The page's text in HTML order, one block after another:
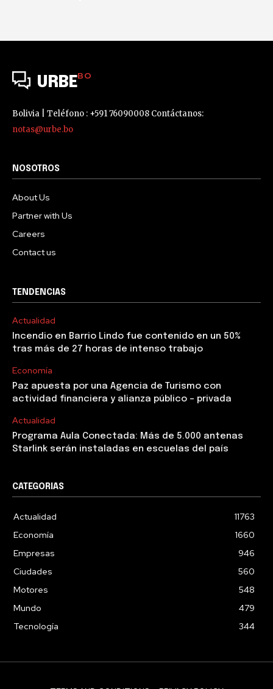
URBEBO
Bolivia | Teléfono : +591 76090008 Contáctanos:
notas@urbe.bo
NOSOTROS
About Us
Partner with Us
Careers
Contact us
TENDENCIAS
Actualidad
Incendio en Barrio Lindo fue contenido en un 50%
tras más de 27 horas de intenso trabajo
Economía
Paz apuesta por una Agencia de Turismo con
actividad financiera y alianza público – privada
Actualidad
Programa Aula Conectada: Más de 5.000 antenas
Starlink serán instaladas en escuelas del país
CATEGORIAS
Actualidad
11763
Economía
1660
Empresas
946
Ciudades
560
Motores
548
Mundo
479
Tecnología
344